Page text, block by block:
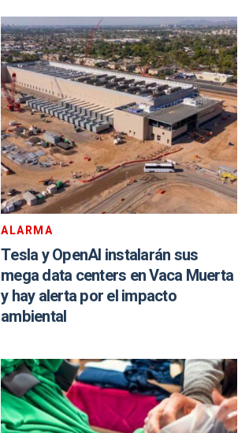
ALARMA
Tesla y OpenAI instalarán sus
mega data centers en Vaca Muerta
y hay alerta por el impacto
ambiental